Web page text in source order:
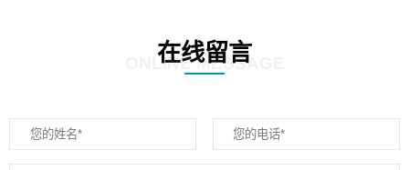
在线留言
ONLINE MESSAGE